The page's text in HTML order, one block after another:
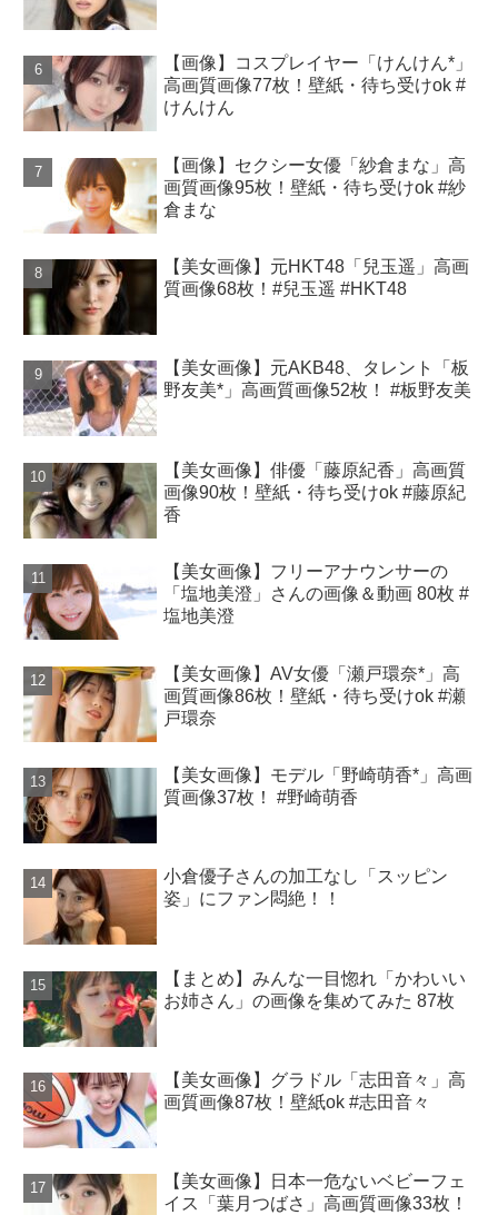
【画像】コスプレイヤー「けんけん*」
高画質画像77枚！壁紙・待ち受けok #
けんけん
【画像】セクシー女優「紗倉まな」高
画質画像95枚！壁紙・待ち受けok #紗
倉まな
【美女画像】元HKT48「兒玉遥」高画
質画像68枚！#兒玉遥 #HKT48
【美女画像】元AKB48、タレント「板
野友美*」高画質画像52枚！ #板野友美
【美女画像】俳優「藤原紀香」高画質
画像90枚！壁紙・待ち受けok #藤原紀
香
【美女画像】フリーアナウンサーの
「塩地美澄」さんの画像＆動画 80枚 #
塩地美澄
【美女画像】AV女優「瀬戸環奈*」高
画質画像86枚！壁紙・待ち受けok #瀬
戸環奈
【美女画像】モデル「野崎萌香*」高画
質画像37枚！ #野崎萌香
小倉優子さんの加工なし「スッピン
姿」にファン悶絶！！
【まとめ】みんな一目惚れ「かわいい
お姉さん」の画像を集めてみた 87枚
【美女画像】グラドル「志田音々」高
画質画像87枚！壁紙ok #志田音々
【美女画像】日本一危ないベビーフェ
イス「葉月つばさ」高画質画像33枚！